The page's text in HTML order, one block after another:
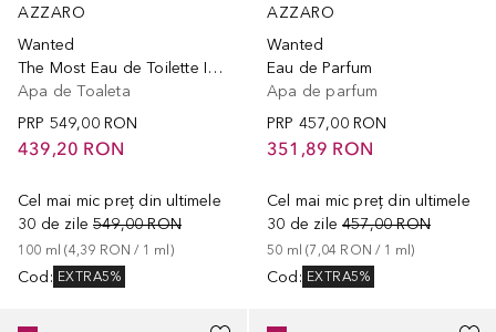
AZZARO
Wanted
The Most Eau de Toilette Intense
Apa de Toaleta
PRP 549,00 RON
439,20 RON
Cel mai mic preț din ultimele
30 de zile 549,00 RON
100 ml (4,39 RON / 1 ml )
Cod : EXTRA5%
AZZARO
Wanted
Eau de Parfum
Apa de parfum
PRP 457,00 RON
351,89 RON
Cel mai mic preț din ultimele
30 de zile 457,00 RON
50 ml (7,04 RON / 1 ml)
Cod : EXTRA5%